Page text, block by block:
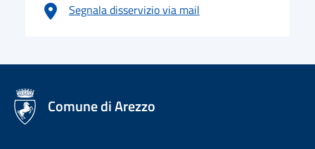
Segnala disservizio via mail
logo Unione Europea
Comune di Arezzo